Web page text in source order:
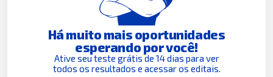
Há muito mais oportunidades
esperando por você!
Ative seu teste grátis de 14 dias para ver
todos os resultados e acessar os editais.